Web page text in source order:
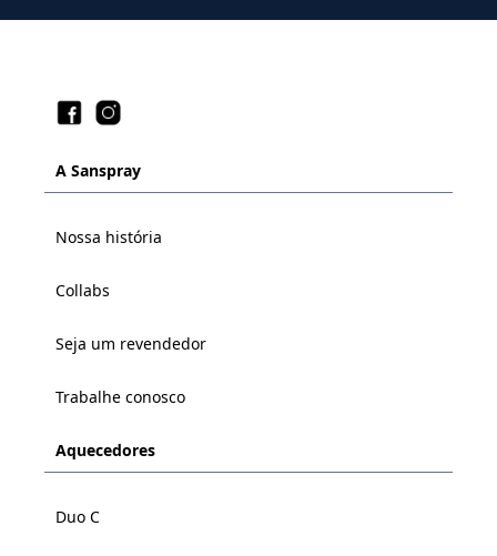
A Sanspray
Nossa história
Collabs
Seja um revendedor
Trabalhe conosco
Aquecedores
Duo C